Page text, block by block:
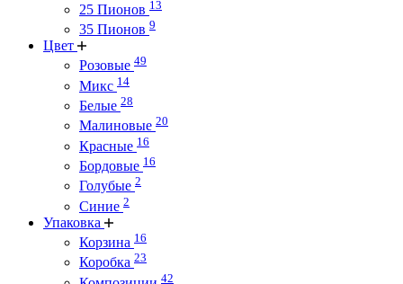
25 Пионов 13
35 Пионов 9
Цвет
Розовые 49
Микс 14
Белые 28
Малиновые 20
Красные 16
Бордовые 16
Голубые 2
Синие 2
Упаковка
Корзина 16
Коробка 23
42